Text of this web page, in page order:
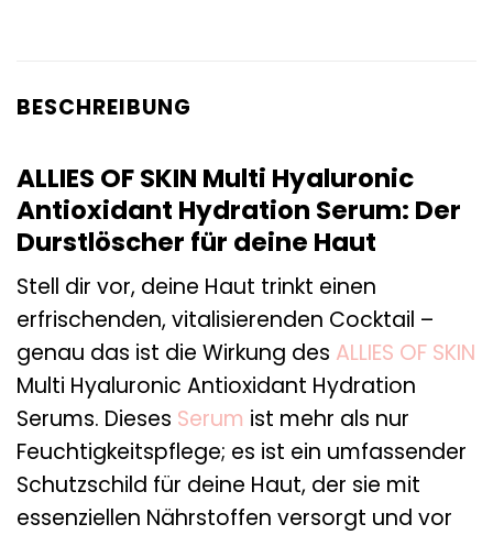
BESCHREIBUNG
ALLIES OF SKIN Multi Hyaluronic
Antioxidant Hydration Serum: Der
Durstlöscher für deine Haut
Stell dir vor, deine Haut trinkt einen
erfrischenden, vitalisierenden Cocktail –
genau das ist die Wirkung des ALLIES OF SKIN
Multi Hyaluronic Antioxidant Hydration
Serums. Dieses Serum ist mehr als nur
Feuchtigkeitspflege; es ist ein umfassender
Schutzschild für deine Haut, der sie mit
essenziellen Nährstoffen versorgt und vor